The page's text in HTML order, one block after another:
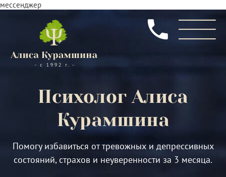
мессенджер
ПсихологАлиса
Курамшина
Помогу избавиться от тревожных и депрессивных
состояний, страхов и неуверенности за 3 месяца.